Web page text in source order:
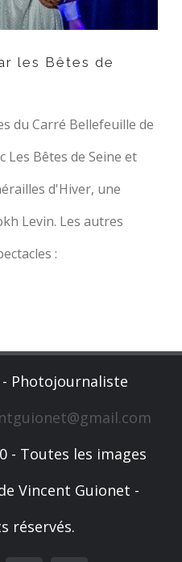
les Bêtes de
du Carré Bellefeuille de
Bêtes de Seine et
d'Hiver, une
Levin. Les autres
:
- Photojournaliste
- Toutes les images
Vincent Guionet -
réservés.